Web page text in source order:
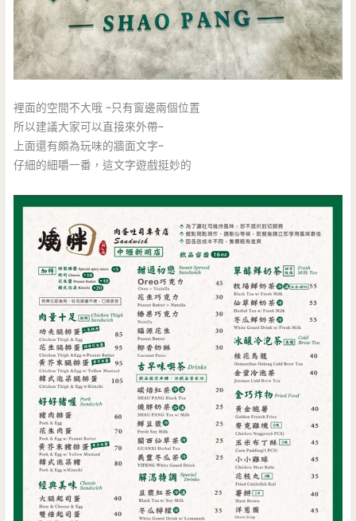
裡面的空間不大哦 ~只有窗邊兩個位置
所以建議大家可以直接來外帶~
上面還有頗為玩味的牆面文字~
仔細的細嚼一番，這文字遊戲挺妙的